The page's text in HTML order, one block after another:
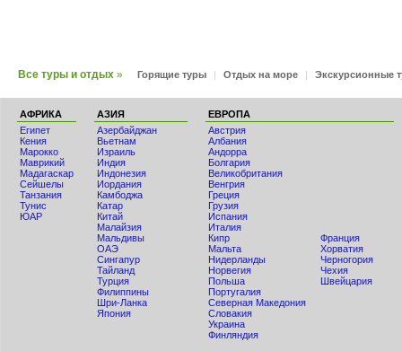
Все туры и отдых » Горящие туры | Отдых на море | Экскурсионные
АФРИКА
Египет
Кения
Мaрокко
Маврикий
Мадагаскар
Сейшелы
Танзания
Тунис
ЮАР
АЗИЯ
Азербайджан
Вьетнам
Израиль
Индия
Индонезия
Иордания
Камбоджа
Катар
Китай
Малайзия
Мальдивы
ОАЭ
Сингапур
Тайланд
Турция
Филиппины
Шри-Ланка
Япония
ЕВРОПА
Австрия
Албания
Андорра
Болгария
Великобритания
Венгрия
Греция
Грузия
Испания
Италия
Кипр
Мальта
Нидерланды
Норвегия
Польша
Португалия
Северная Македония
Словакия
Украина
Финляндия
Франция
Хорватия
Черногория
Чехия
Швейцария